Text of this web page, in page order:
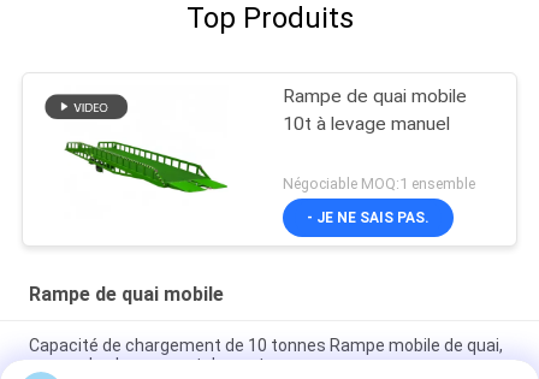
Top Produits
Rampe de quai mobile
10t à levage manuel
Négociable MOQ:1 ensemble
- JE NE SAIS PAS.
Rampe de quai mobile
Capacité de chargement de 10 tonnes Rampe mobile de quai,
rampe de chargement de conteneurs